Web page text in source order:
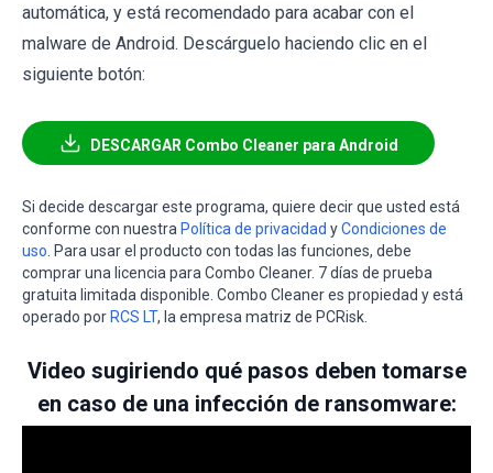
automática, y está recomendado para acabar con el
malware de Android. Descárguelo haciendo clic en el
siguiente botón:
DESCARGAR Combo Cleaner para Android
Si decide descargar este programa, quiere decir que usted está
conforme con nuestra Política de privacidad yCondiciones de
uso . Para usar el producto con todas las funciones, debe
comprar una licencia para Combo Cleaner. 7 días de prueba
gratuita limitada disponible. Combo Cleaner es propiedad y está
operado por RCS LT, la empresa matriz de PCRisk.
Video sugiriendo qué pasos deben tomarse
en caso de una infección de ransomware: